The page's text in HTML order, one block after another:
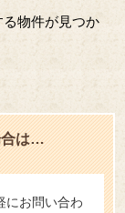
物件が見つか
合は…
にお問い合わ